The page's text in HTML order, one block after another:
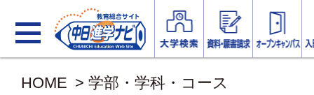
HOME > 学部・学科・コース